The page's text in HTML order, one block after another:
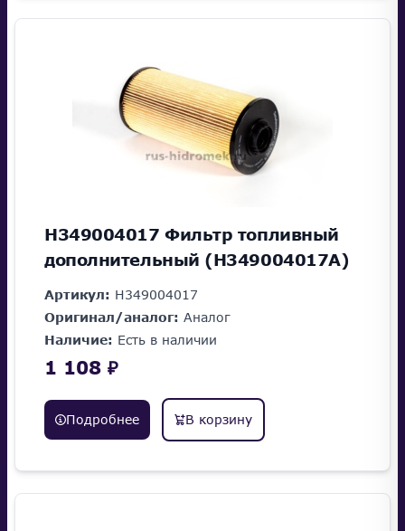
H349004017 Фильтр топливный
дополнительный (H349004017A)
Артикул: H349004017
Оригинал/аналог: Аналог
Наличие: Есть в наличии
1 108 ₽
Подробнее В корзину